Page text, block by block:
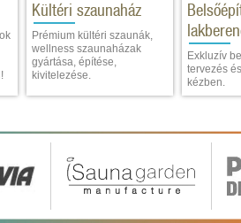
Kültéri szaunaház
Prémium kültéri szaunák,
wellness szaunaházak
gyártása, építése,
kivitelezése.
Exkluzív
tervezés
kézben.